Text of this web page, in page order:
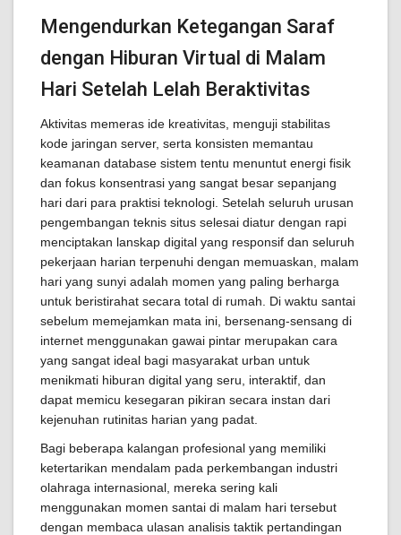
Mengendurkan Ketegangan Saraf
dengan Hiburan Virtual di Malam
Hari Setelah Lelah Beraktivitas
Aktivitas memeras ide kreativitas, menguji stabilitas
kode jaringan server, serta konsisten memantau
keamanan database sistem tentu menuntut energi fisik
dan fokus konsentrasi yang sangat besar sepanjang
hari dari para praktisi teknologi. Setelah seluruh urusan
pengembangan teknis situs selesai diatur dengan rapi
menciptakan lanskap digital yang responsif dan seluruh
pekerjaan harian terpenuhi dengan memuaskan, malam
hari yang sunyi adalah momen yang paling berharga
untuk beristirahat secara total di rumah. Di waktu santai
sebelum memejamkan mata ini, bersenang-sensang di
internet menggunakan gawai pintar merupakan cara
yang sangat ideal bagi masyarakat urban untuk
menikmati hiburan digital yang seru, interaktif, dan
dapat memicu kesegaran pikiran secara instan dari
kejenuhan rutinitas harian yang padat.
Bagi beberapa kalangan profesional yang memiliki
ketertarikan mendalam pada perkembangan industri
olahraga internasional, mereka sering kali
menggunakan momen santai di malam hari tersebut
dengan membaca ulasan analisis taktik pertandingan